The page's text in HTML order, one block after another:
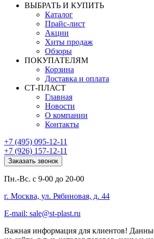
ВЫБРАТЬ И КУПИТЬ
Каталог
Прайс-лист
Акции
Хиты продаж
Обзоры
ПОКУПАТЕЛЯМ
Корзина
Доставка и оплата
СТ-ПЛАСТ
Главная
Новости
О компании
Контакты
+7 (495) 095-12-11
+7 (926) 157-12-11
Заказать звонок
Пн.-Вс. с 9-00 до 20-00
г. Москва, ул. Рябиновая, д. 44
E-mail: sale@st-plast.ru
Важная информация для клиентов!